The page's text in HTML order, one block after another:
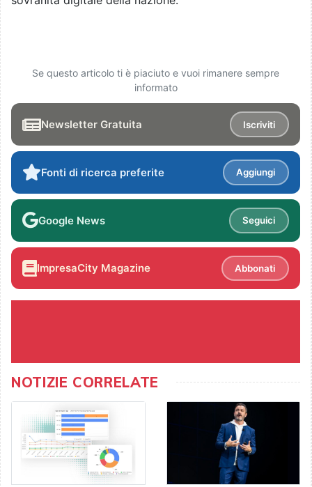
Se questo articolo ti è piaciuto e vuoi rimanere sempre
informato
Newsletter Gratuita Iscriviti
Fonti di ricerca preferite Aggiungi
Google News Seguici
ImpresaCity Magazine Abbonati
NOTIZIE CORRELATE